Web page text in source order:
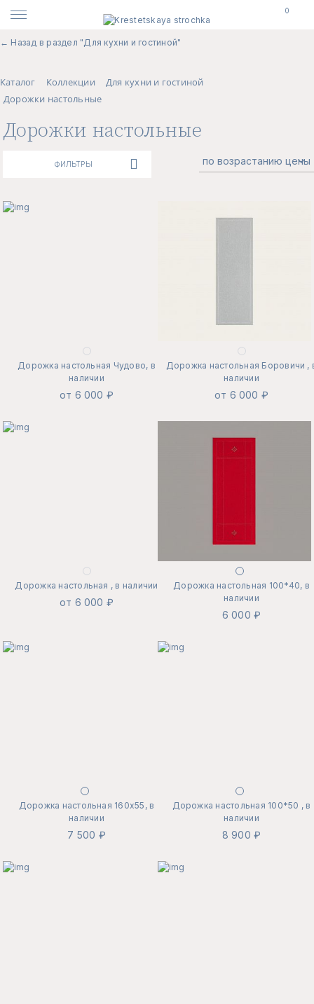
0
← Назад в раздел "Для кухни и гостиной"
Каталог Коллекции
Для кухни и гостиной
Дорожки настольные
Дорожки настольные
ФИЛЬТРЫ
Дорожка настольная Чудово, в
наличии
от 6 000 ₽
Дорожка настольная Боровичи ,
наличии
от 6 000 ₽
Дорожка настольная , в наличии
от 6 000 ₽
Дорожка настольная 100*40, в
наличии
6 000 ₽
Дорожка настольная 160х55, в
наличии
7 500 ₽
Дорожка настольная 100*50 , в
наличии
8 900 ₽